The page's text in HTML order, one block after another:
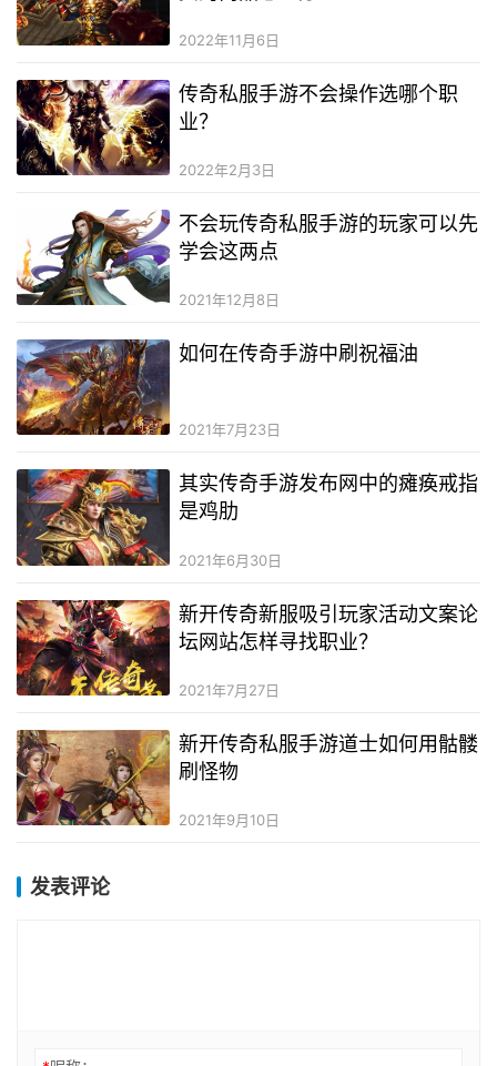
2022年11月6日
传奇私服手游不会操作选哪个职
业？
2022年2月3日
不会玩传奇私服手游的玩家可以先
学会这两点
2021年12月8日
如何在传奇手游中刷祝福油
2021年7月23日
其实传奇手游发布网中的瘫痪戒指
是鸡肋
2021年6月30日
新开传奇新服吸引玩家活动文案论
坛网站怎样寻找职业？
2021年7月27日
新开传奇私服手游道士如何用骷髅
刷怪物
2021年9月10日
发表评论